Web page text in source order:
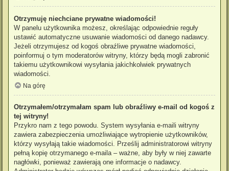
Otrzymuję niechciane prywatne wiadomości!
W panelu użytkownika możesz, określając odpowiednie reguły
ustawić automatyczne usuwanie wiadomości od danego nadawcy.
Jeżeli otrzymujesz od kogoś obraźliwe prywatne wiadomości,
poinformuj o tym moderatorów witryny, którzy będą mogli zabronić
takiemu użytkownikowi wysyłania jakichkolwiek prywatnych
wiadomości.
Na górę
Otrzymałem/otrzymałam spam lub obraźliwy e-mail od kogoś z
tej witryny!
Przykro nam z tego powodu. System wysyłania e-maili witryny
zawiera zabezpieczenia umożliwiające wytropienie użytkowników,
którzy wysyłają takie wiadomości. Prześlij administratorowi witryny
pełną kopię otrzymanego e-maila – ważne, aby były w niej zawarte
nagłówki, ponieważ zawierają one informacje o nadawcy.